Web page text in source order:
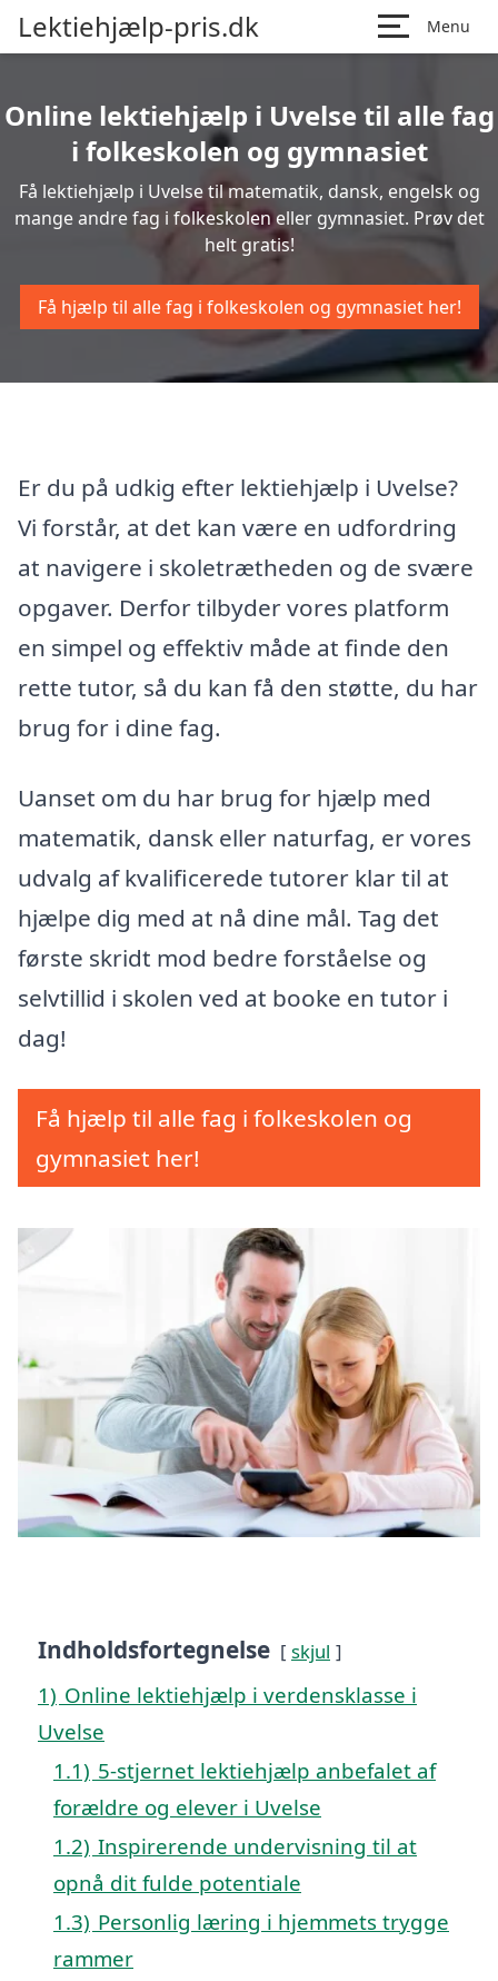
Lektiehjælp-pris.dk Menu
Online lektiehjælp i Uvelse til alle fag
i folkeskolen og gymnasiet
Få lektiehjælp i Uvelse til matematik, dansk, engelsk og
mange andre fag i folkeskolen eller gymnasiet. Prøv det
helt gratis!
Få hjælp til alle fag i folkeskolen og gymnasiet her!
Er du på udkig efter lektiehjælp i Uvelse?
Vi forstår, at det kan være en udfordring
at navigere i skoletrætheden og de svære
opgaver. Derfor tilbyder vores platform
en simpel og effektiv måde at finde den
rette tutor, så du kan få den støtte, du har
brug for i dine fag.
Uanset om du har brug for hjælp med
matematik, dansk eller naturfag, er vores
udvalg af kvalificerede tutorer klar til at
hjælpe dig med at nå dine mål. Tag det
første skridt mod bedre forståelse og
selvtillid i skolen ved at booke en tutor i
dag!
Få hjælp til alle fag i folkeskolen og
gymnasiet her!
Indholdsfortegnelse skjul
1) Online lektiehjælp i verdensklasse i
Uvelse
1.1) 5-stjernet lektiehjælp anbefalet af
forældre og elever i Uvelse
1.2) Inspirerende undervisning til at
opnå dit fulde potentiale
1.3) Personlig læring i hjemmets trygge
rammer